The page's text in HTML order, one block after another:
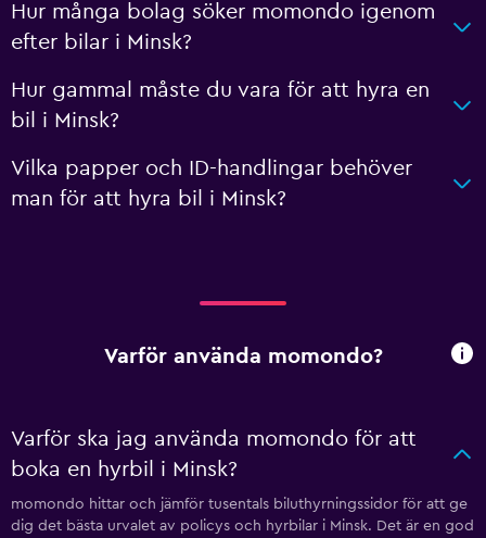
Hur många bolag söker momondo igenom
efter bilar i Minsk?
Hur gammal måste du vara för att hyra en
bil i Minsk?
Vilka papper och ID-handlingar behöver
man för att hyra bil i Minsk?
Varför använda momondo?
Varför ska jag använda momondo för att
boka en hyrbil i Minsk?
momondo hittar och jämför tusentals biluthyrningssidor för att ge
dig det bästa urvalet av policys och hyrbilar i Minsk. Det är en god